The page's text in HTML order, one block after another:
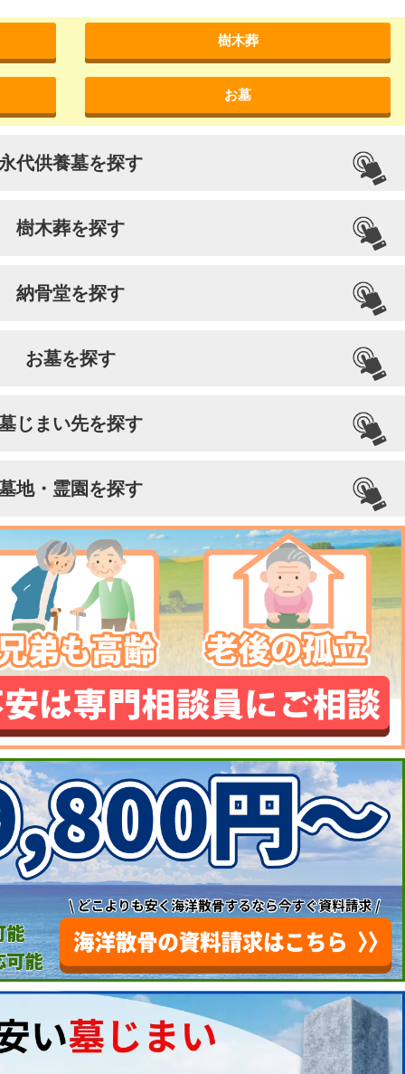
樹木葬
お墓
代供養墓を探す
樹木葬を探す
納骨堂を探す
お墓を探す
じまい先を探す
地・霊園を探す